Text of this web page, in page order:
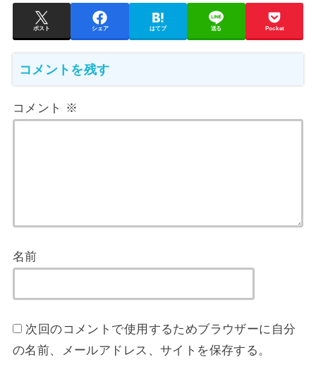
ポスト シェア はてブ 送る Pocket
コメントを残す
コメント ※
名前
次回のコメントで使用するためブラウザーに自分
の名前、メールアドレス、サイトを保存する。